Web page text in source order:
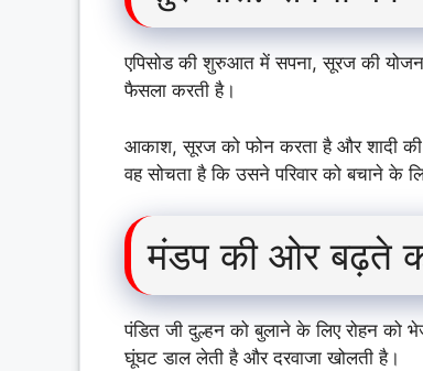
एपिसोड की शुरुआत में सपना, सूरज की
फैसला करती है।
आकाश, सूरज को फोन करता है और शादी की
वह सोचता है कि उसने परिवार को बचाने
मंडप की ओर बढ़ते
पंडित जी दुल्हन को बुलाने के लिए रोहन को
घूंघट डाल लेती है और दरवाजा खोलती है।